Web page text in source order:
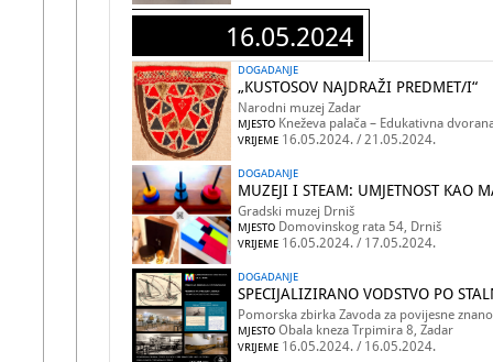
16.05.2024
DOGADANJE
„KUSTOSOV NAJDRAŽI PREDMET/I“
Narodni muzej Zadar
MJESTO Kneževa palača – Edukativna
VRIJEME 16.05.2024. / 21.05.2024.
DOGADANJE
MUZEJI I STEAM: UMJETNOST KAO
Gradski muzej Drniš
MJESTO Domovinskog rata 54, Drniš
VRIJEME 16.05.2024. / 17.05.2024.
DOGADANJE
SPECIJALIZIRANO VODSTVO PO
Pomorska zbirka Zavoda za povijesne
MJESTO Obala kneza Trpimira 8, Zadar
VRIJEME 16.05.2024. / 16.05.2024.